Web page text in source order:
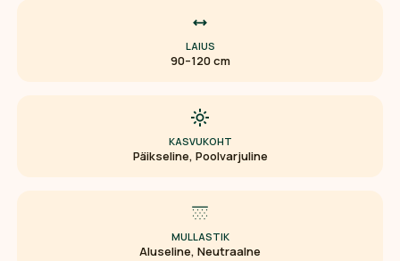
LAIUS
90–120 cm
KASVUKOHT
Päikseline, Poolvarjuline
MULLASTIK
Aluseline, Neutraalne